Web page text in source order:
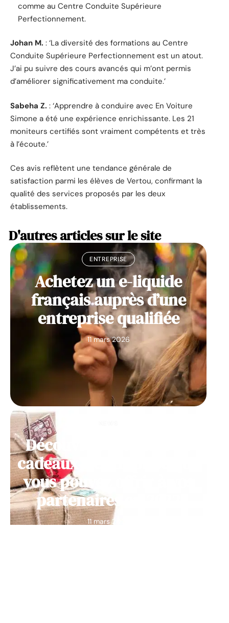
comme au Centre Conduite Supérieure
Perfectionnement.
Johan M. : ‘La diversité des formations au Centre
Conduite Supérieure Perfectionnement est un atout.
J’ai pu suivre des cours avancés qui m’ont permis
d’améliorer significativement ma conduite.’
Sabeha Z. : ‘Apprendre à conduire avec En Voiture
Simone a été une expérience enrichissante. Les 21
moniteurs certifiés sont vraiment compétents et très
à l’écoute.’
Ces avis reflètent une tendance générale de
satisfaction parmi les élèves de Vertou, confirmant la
qualité des services proposés par les deux
établissements.
D'autres articles sur le site
ENTREPRISE
Achetez un e-liquide
français auprès d’une
entreprise qualifiée
11 mars 2026
Découvrez des idées de
cadeaux d’entreprise que
vous pouvez offrir à vos
partenaires en 2022
11 mars 2026